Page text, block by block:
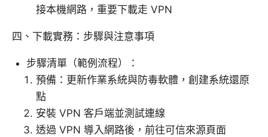
接本機網路，重要下載走 VPN
四、下載實務：步驟與注意事項
步驟清單（範例流程）：
預備：更新作業系統與防毒軟體，創建系統還原
點
安裝 VPN 客戶端並測試連線
透過 VPN 導入網路後，前往可信來源頁面